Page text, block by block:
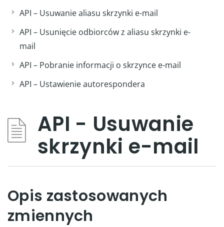
API – Usuwanie aliasu skrzynki e-mail
API – Usunięcie odbiorców z aliasu skrzynki e-
mail
API – Pobranie informacji o skrzynce e-mail
API – Ustawienie autorespondera
API - Usuwanie
skrzynki e-mail
Opis zastosowanych
zmiennych